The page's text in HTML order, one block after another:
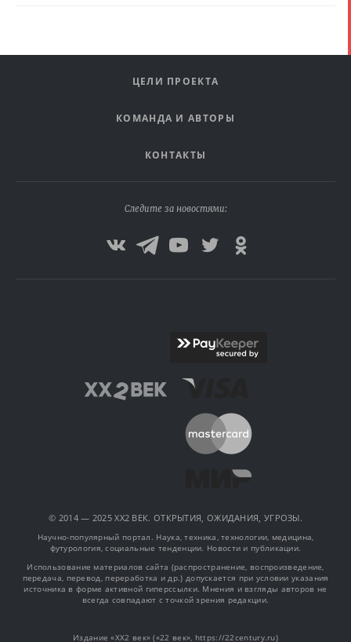
ЦЕЛИ ПРОЕКТА
КОМАНДА И АВТОРЫ
КОНТАКТЫ
Следите за новостями:
© 2014 — 2025 XX2 ВЕК. ОТКРЫТИЯ, ОЖИДАНИЯ, УГРОЗЫ.
Научно-популярный портал. Наука, техника, технологии, медицина,
футурология, социальные тенденции. Новости и публикации.
Использование материалов сайта (распространение, воспроизведение,
передача, перевод, переработка и др.) допускается при условии указания
источника в форме активной гиперссылки. Мнения и взгляды авторов не
всегда совпадают с точкой зрения редакции.
Издание «XX2 век» («22 век», https://22century.ru)